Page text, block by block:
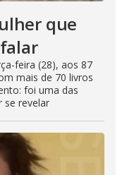
que
feira (28), aos 87
mais de 70 livros
foi uma das
se revelar